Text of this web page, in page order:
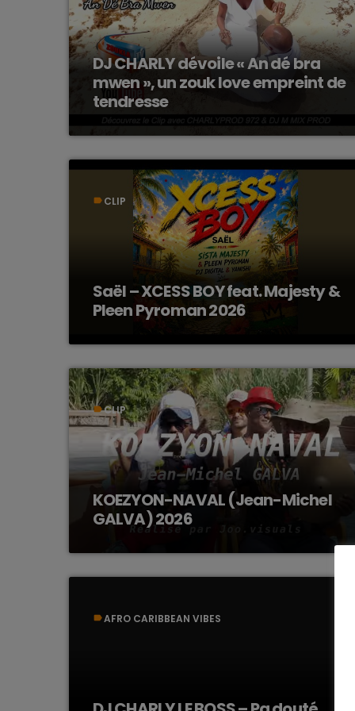
DJ CHARLY dévoile « An dé bra
mwen », un zouk love empreint de
tendresse
label CLIP
Saël – XCESS BOY feat. Majesty &
Pleen Pyroman 2026
labelCLIP
KOEZYON-NAVAL (Jean-Michel
GALVA) 2026
labelAFRO CARIBBEAN VIBES